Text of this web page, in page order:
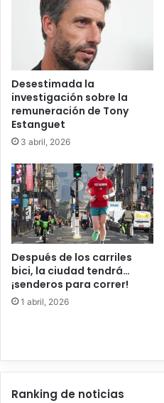
Desestimada la
investigación sobre la
remuneración de Tony
Estanguet
3 abril, 2026
Después de los carriles
bici, la ciudad tendrá…
¡senderos para correr!
1 abril, 2026
Ranking de noticias